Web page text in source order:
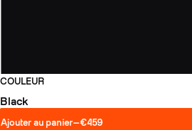
COULEUR
Black
Ajouter au panier—€459